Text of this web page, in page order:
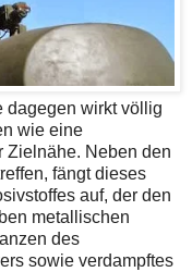
dagegen wirkt völlig
wie eine
Zielnähe. Neben den
fängt dieses
auf, der den
metallischen
des
sowie verdampftes